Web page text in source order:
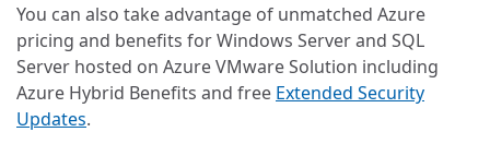
You can also take advantage of unmatched Azure
pricing and benefits for Windows Server and SQL
Server hosted on Azure VMware Solution including
Azure Hybrid Benefits and free Extended Security
Updates.